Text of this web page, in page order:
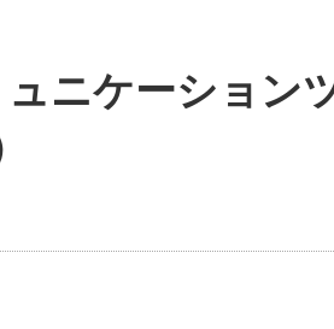
ーバル成長企業に」
LIFE COMPANIES
日号）
横田尚哉氏(5)
ニック(240)
がら利益を上げる経営」の極意
視点(151)
手箱(9)
ユニバーサルスタジオジャパンの成功要因
事業承継の前に、決めておきたい、知
ピョートル・F・グジバチの『
次もあなたにお願いしたいと思
北村森の「今月の
会社
強い決
ニケーション